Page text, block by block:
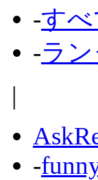
-すべ
-ラ
|
-